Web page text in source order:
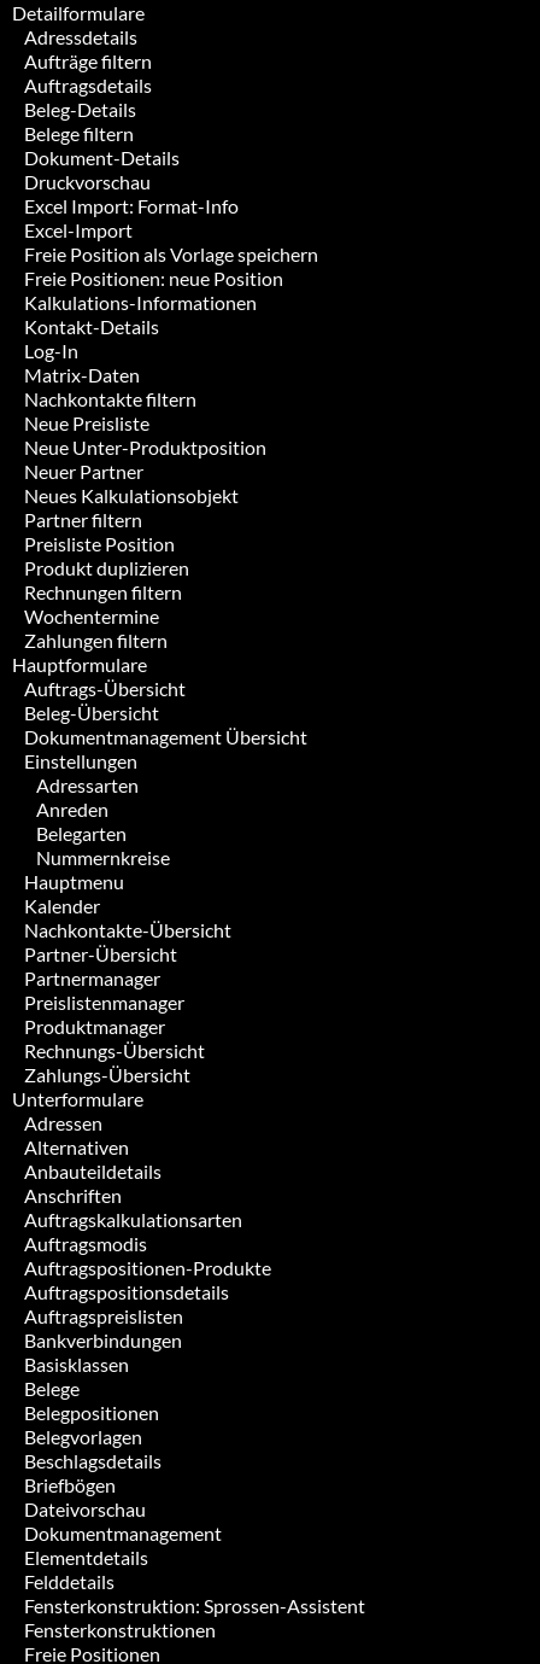
Detailformulare
Adressdetails
Aufträge filtern
Auftragsdetails
Beleg-Details
Belege filtern
Dokument-Details
Druckvorschau
Excel Import: Format-Info
Excel-Import
Freie Position als Vorlage speichern
Freie Positionen: neue Position
Kalkulations-Informationen
Kontakt-Details
Log-In
Matrix-Daten
Nachkontakte filtern
Neue Preisliste
Neue Unter-Produktposition
Neuer Partner
Neues Kalkulationsobjekt
Partner filtern
Preisliste Position
Produkt duplizieren
Rechnungen filtern
Wochentermine
Zahlungen filtern
Hauptformulare
Auftrags-Übersicht
Beleg-Übersicht
Dokumentmanagement Übersicht
Einstellungen
Adressarten
Anreden
Belegarten
Nummernkreise
Hauptmenu
Kalender
Nachkontakte-Übersicht
Partner-Übersicht
Partnermanager
Preislistenmanager
Produktmanager
Rechnungs-Übersicht
Zahlungs-Übersicht
Unterformulare
Adressen
Alternativen
Anbauteildetails
Anschriften
Auftragskalkulationsarten
Auftragsmodis
Auftragspositionen-Produkte
Auftragspositionsdetails
Auftragspreislisten
Bankverbindungen
Basisklassen
Belege
Belegpositionen
Belegvorlagen
Beschlagsdetails
Briefbögen
Dateivorschau
Dokumentmanagement
Elementdetails
Felddetails
Fensterkonstruktion: Sprossen-Assistent
Fensterkonstruktionen
Freie Positionen